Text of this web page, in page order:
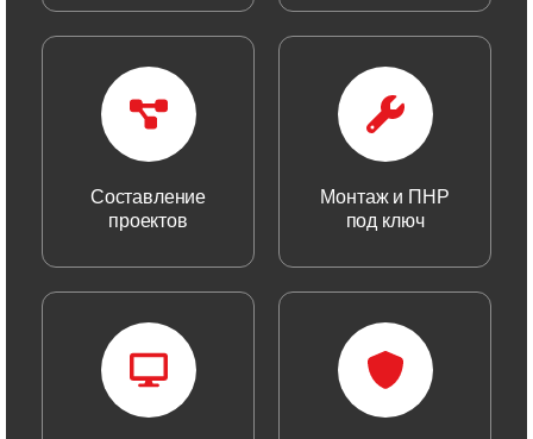
Составление
проектов
Монтаж и ПНР
под ключ